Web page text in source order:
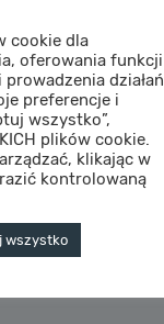
cookie dla
oferowania funkcji
działań
preferencje i
wszystko”,
plików cookie.
klikając w
kontrolowaną
wszystko